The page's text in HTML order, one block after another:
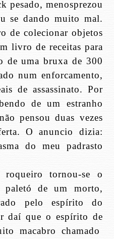
pesado, menosprezou
se dando muito mal.
de colecionar objetos
livro de receitas para
de uma bruxa de 300
num enforcamento,
de assassinato. Por
de um estranho
pensou duas vezes
O anuncio dizia:
do meu padrasto
tornou-se o
paletó de um morto,
pelo espírito do
daí que o espírito de
macabro chamado